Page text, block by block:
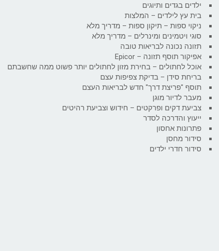
ילדים בגדים ותיוגים
בית עץ לילדים – המלצות
ניקוי ספות – תיקון ספות – מדריך מלא
סוגי ויטמינים ומינרלים – מדריך מלא
תזונה נכונה לבריאות טובה
אפיקור תוסף תזונה – Epicor
אוכל לחתולים – בחירת מזון לחתולים יותר פשוט ממה שחשבתם
בריחת סידן – בדיקת צפיפות עצם
תוסף "פריצת דרך" חדש לבריאות העצם
מעבר לדיור מוגן
צביעת דקים ופרקטים – חידוש וצביעת רהיטים
ייעוץ והדרכה לסדר
פתרונות אחסון
סידור מחסן
סידור חדרי ילדים